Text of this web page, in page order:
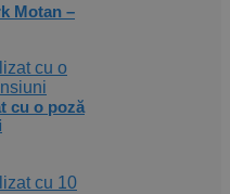
Motan –
cu o poză